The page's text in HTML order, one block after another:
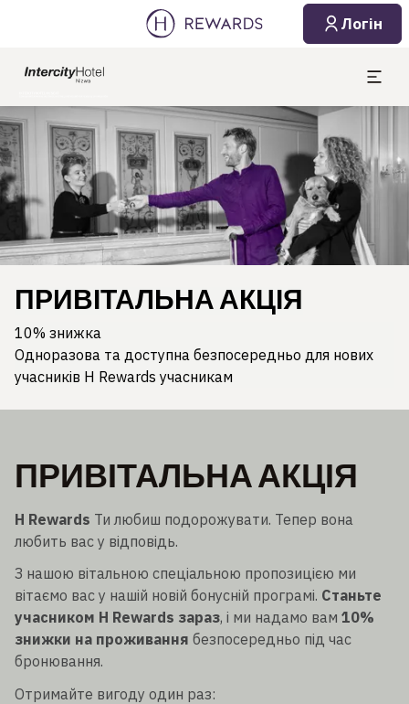
Логін
Слайд 1 з 1
ПРИВІТАЛЬНА АКЦІЯ
10% знижка
Одноразова та доступна безпосередньо для нових
учасників H Rewards учасникам
ПРИВІТАЛЬНА АКЦІЯ
H Rewards Ти любиш подорожувати. Тепер вона
любить вас у відповідь.
З нашою вітальною спеціальною пропозицією ми
вітаємо вас у нашій новій бонусній програмі. Станьте
учасником H Rewards зараз, і ми надамо вам 10%
знижки на проживання безпосередньо під час
бронювання.
Отримайте вигоду один раз: